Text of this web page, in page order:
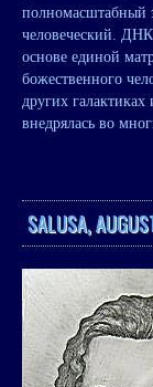
полномасштабный
человеческий. ДНК
основе единой
божественного
других
внедрялась во
SALUSA,